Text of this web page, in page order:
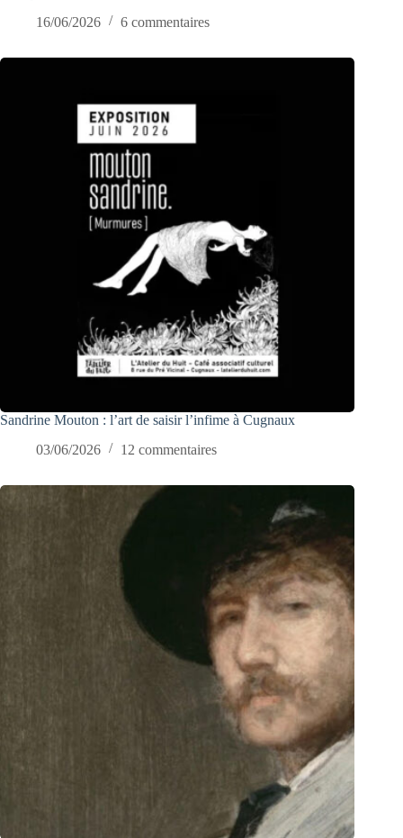
16/06/2026
6 commentaires
Sandrine Mouton : l’art de saisir l’infime à Cugnaux
03/06/2026
12 commentaires